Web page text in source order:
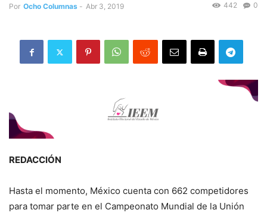
Por Ocho Columnas - Abr 3, 2019 0
442
REDACCIÓN
Hasta el momento, México cuenta con 662 competidores
para tomar parte en el Campeonato Mundial de la Unión